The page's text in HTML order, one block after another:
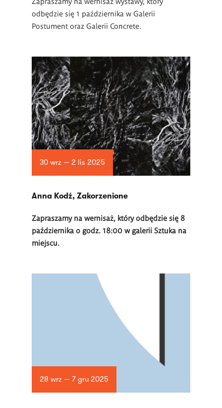
odbędzie się 1 października w Galerii
Postument oraz Galerii Concrete.
30 wrz — 2 lis 2025
Anna Kodź, Zakorzenione
Zapraszamy na wernisaż, który odbędzie się 8
października o godz. 18:00 w galerii Sztuka na
miejscu.
28 wrz — 7 gru 2025